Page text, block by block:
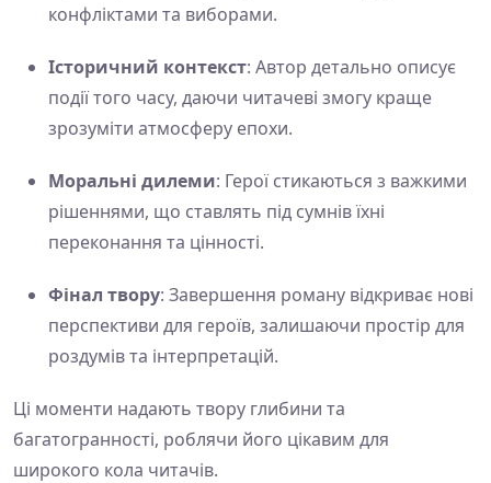
конфліктами та виборами.
Історичний контекст: Автор детально описує
події того часу, даючи читачеві змогу краще
зрозуміти атмосферу епохи.
Моральні дилеми: Герої стикаються з важкими
рішеннями, що ставлять під сумнів їхні
переконання та цінності.
Фінал твору: Завершення роману відкриває нові
перспективи для героїв, залишаючи простір для
роздумів та інтерпретацій.
Ці моменти надають твору глибини та
багатогранності, роблячи його цікавим для
широкого кола читачів.